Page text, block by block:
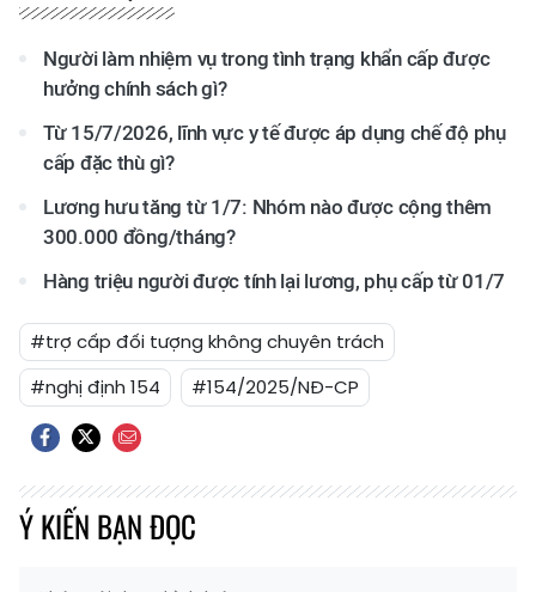
Người làm nhiệm vụ trong tình trạng khẩn cấp được
hưởng chính sách gì?
Từ 15/7/2026, lĩnh vực y tế được áp dụng chế độ phụ
cấp đặc thù gì?
Lương hưu tăng từ 1/7: Nhóm nào được cộng thêm
300.000 đồng/tháng?
Hàng triệu người được tính lại lương, phụ cấp từ 01/7
#trợ cấp đối tượng không chuyên trách
#nghị định 154
#154/2025/NĐ-CP
Ý KIẾN BẠN ĐỌC